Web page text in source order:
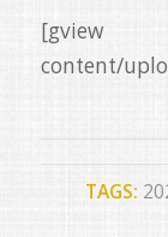
[gview
content/
TAGS: